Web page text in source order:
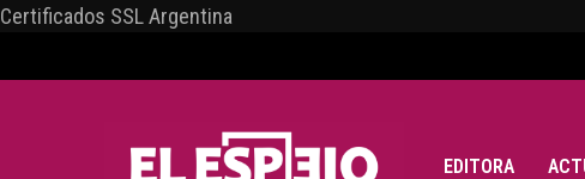
Certificados SSL Argentina
EDITORA